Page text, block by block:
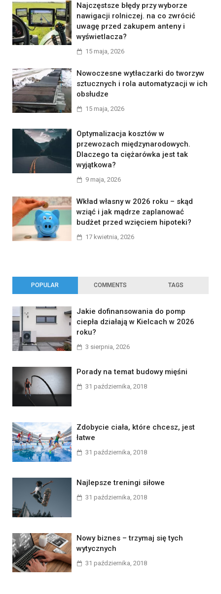
Najczęstsze błędy przy wyborze
nawigacji rolniczej. na co zwrócić
uwagę przed zakupem anteny i
wyświetlacza?
15 maja, 2026
Nowoczesne wytłaczarki do tworzyw
sztucznych i rola automatyzacji w ich
obsłudze
15 maja, 2026
Optymalizacja kosztów w
przewozach międzynarodowych.
Dlaczego ta ciężarówka jest tak
wyjątkowa?
9 maja, 2026
Wkład własny w 2026 roku – skąd
wziąć i jak mądrze zaplanować
budżet przed wzięciem hipoteki?
17 kwietnia, 2026
POPULAR COMMENTS TAGS
Jakie dofinansowania do pomp
ciepła działają w Kielcach w 2026
roku?
3 sierpnia, 2026
Porady na temat budowy mięśni
31 października, 2018
Zdobycie ciała, które chcesz, jest
łatwe
31 października, 2018
Najlepsze treningi siłowe
31 października, 2018
Nowy biznes – trzymaj się tych
wytycznych
31 października, 2018